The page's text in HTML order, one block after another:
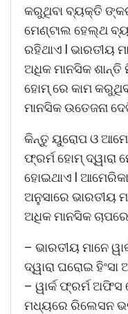
କରୁଥିବା ବ୍ୟକ୍ତି
ମେଣ୍ଟାଲ ହେଲ୍ଥ
ରହିଥାଏ l ଭାରତୀୟ
ଅଧିକ ମାନସିକ ଶାନ୍ତି
ହୋମ୍ ରେ କାମ
ମାନସିକ ଉତେଜନା
କିନ୍ତୁ ୟୁରୋପ ଓ
ଫ୍ରର୍ମ ହୋମ୍
ହୋଇଥାଏ l
ଅନୁସାରେ ଭାରତୀୟ
ଅଧିକ ମାନସିକ
– ଭାରତୀୟ ମାନେ
ଦ୍ୱାରା ଘରୋଇ ହିଂସା
– ୱାର୍କ ଫ୍ରର୍ମ ଅଫିସ
ମଧ୍ୟରେ ରିଲେସନ